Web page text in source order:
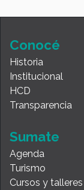
Conocé
Historia
Institucional
HCD
Transparencia
Sumate
Agenda
Turismo
Cursos y talleres